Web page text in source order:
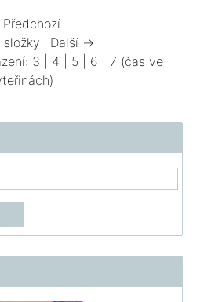
Další →
3 4 5 6 7 (čas ve